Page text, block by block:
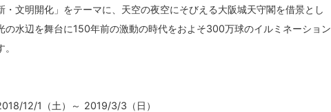
・文明開化」をテーマに、天空の夜空にそびえる大阪城天守閣を借景とし
の水辺を舞台に150年前の激動の時代をおよそ300万球のイルミネーション
12/1（土）～ 2019/3/3（日）